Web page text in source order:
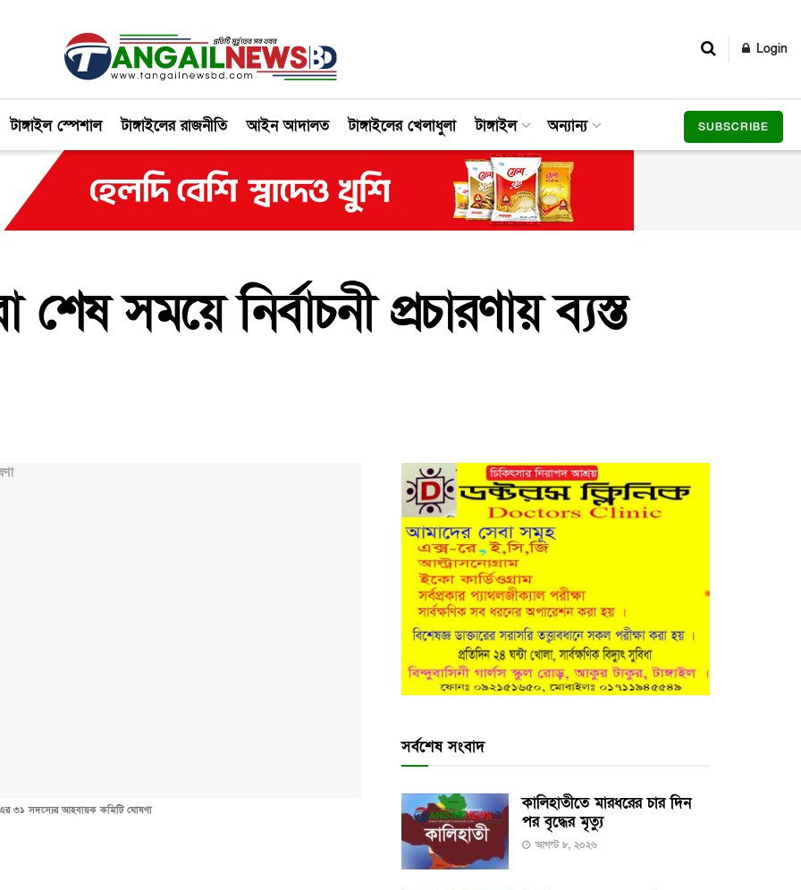
Login
টাঙ্গাইল স্পেশাল টাঙ্গাইলের রাজনীতি আইন আদালত টাঙ্গাইলের খেলাধুলা টাঙ্গাইল অন্যান্য SUBSCRIBE
শেষ সময়ে নির্বাচনী প্রচারণায় ব্যস্ত
৩১ সদস্যের আহবায়ক কমিটি ঘোষণা
সর্বশেষ সংবাদ
কালিহাতীতে মারধরের চার দিন
পর বৃদ্ধের মৃত্যু
আগস্ট ৮, ২০২৬